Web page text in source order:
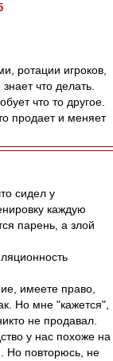
ротации игроков,
что делать.
что то другое.
продает и меняет
сидел у
каждую
парень, а злой
имеете право,
Но мне "кажется",
не продавал.
у нас похоже на
Но повторюсь, не